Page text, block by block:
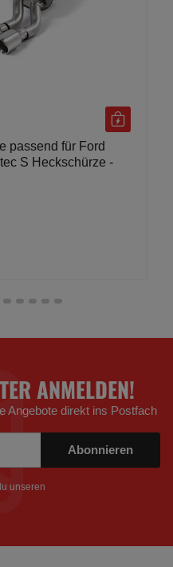
passend für Ford
S Heckschürze -
ANMELDEN!
Angebote direkt ins Postfach
Abonnieren
unseren